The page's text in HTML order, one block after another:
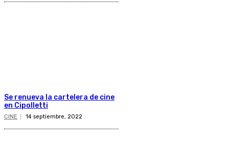
Se renueva la cartelera de cine
en Cipolletti
CINE 14 septiembre, 2022